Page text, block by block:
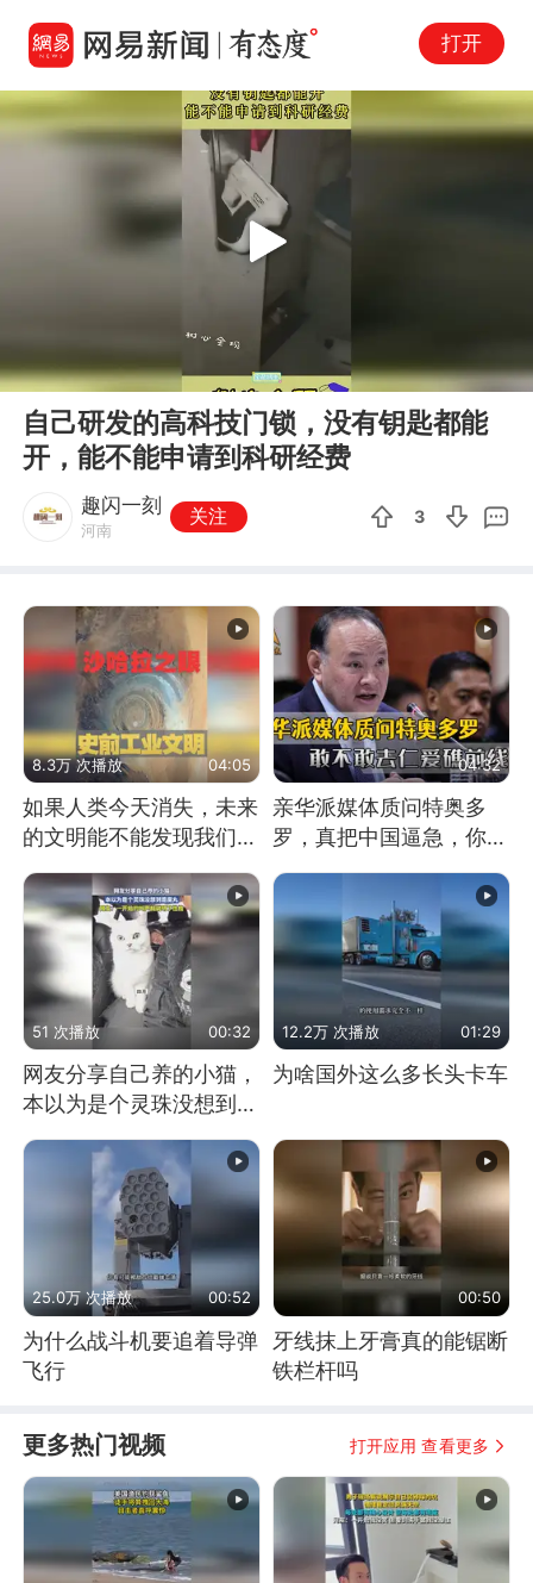
打开
00:00 00:11
Play
自己研发的高科技门锁，没有钥匙都能
开，能不能申请到科研经费
趣闪一刻
河南
关注 3
8.3万 次播放 04:05
如果人类今天消失，未来
的文明能不能发现我们存
在过？
04:32
亲华派媒体质问特奥多
罗，真把中国逼急，你敢
不敢去仁爱礁前线？
51 次播放 00:32
网友分享自己养的小猫，
本以为是个灵珠没想到是
12.2万 次播放 01:29
为啥国外这么多长头卡车
25.0万 次播放 00:52
为什么战斗机要追着导弹
飞行
00:50
牙线抹上牙膏真的能锯断
铁栏杆吗
更多热门视频 打开应用 查看更多